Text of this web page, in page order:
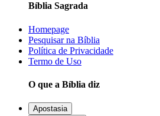
Bíblia Sagrada
Homepage
Pesquisar na Bíblia
Política de Privacidade
Termo de Uso
O que a Bíblia diz
Apostasia